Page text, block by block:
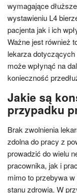
wymagające
wystawieniu L4
pacjenta jak i ich
Ważne jest również
lekarza
może wpłynąć na
konieczność
Jakie są
przypadku
Brak zwolnienia
zdolna do pracy z
prowadzić do wielu
pracownika, jak i
mimo to przebywa
stanu zdrowia. W